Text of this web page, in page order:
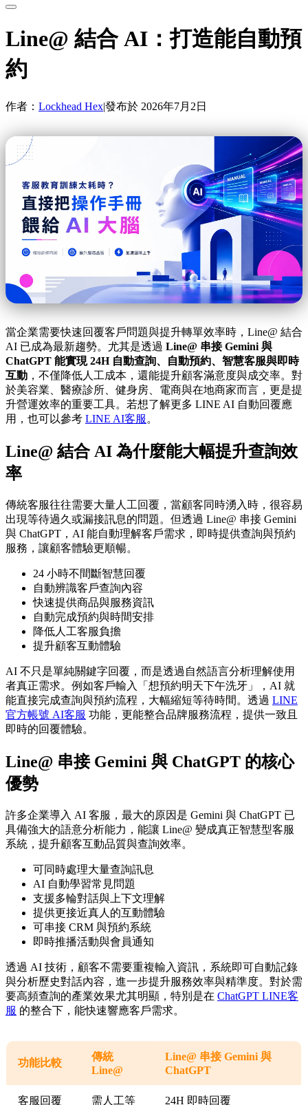
Line@ 結合 AI：打造能自動預
約
作者： Lockhead Hex|發布於 2026年7月2日
當企業需要快速回覆客戶問題與提升轉單效率時，Line@ 結合
AI 已成為最新趨勢。尤其是透過 Line@ 串接 Gemini 與
ChatGPT 能實現 24H 自動查詢、自動預約、智慧客服與即時
互動 ，不僅降低人工成本，還能提升顧客滿意度與成交率。對
於美容業、醫療診所、健身房、電商與在地商家而言，更是提
升營運效率的重要工具。若想了解更多 LINE AI 自動回覆應
用，也可以參考 LINE AI客服 。
Line@ 結合 AI 為什麼能大幅提升查詢效
率
傳統客服往往需要大量人工回覆，當顧客同時湧入時，很容易
出現等待過久或漏接訊息的問題。但透過 Line@ 串接 Gemini
與 ChatGPT，AI 能自動理解客戶需求，即時提供查詢與預約
服務，讓顧客體驗更順暢。
24 小時不間斷智慧回覆
自動辨識客戶查詢內容
快速提供商品與服務資訊
自動完成預約與時間安排
降低人工客服負擔
提升顧客互動體驗
AI 不只是單純關鍵字回覆，而是透過自然語言分析理解使用
者真正需求。例如客戶輸入「想預約明天下午洗牙」，AI 就
能直接完成查詢與預約流程，大幅縮短等待時間。透過 LINE
官方帳號 AI客服 功能，更能整合品牌服務流程，提供一致且
即時的回覆體驗。
Line@ 串接 Gemini 與 ChatGPT 的核心
優勢
許多企業導入 AI 客服，最大的原因是 Gemini 與 ChatGPT 已
具備強大的語意分析能力，能讓 Line@ 變成真正智慧型客服
系統，提升顧客互動品質與查詢效率。
可同時處理大量查詢訊息
AI 自動學習常見問題
支援多輪對話與上下文理解
提供更接近真人的互動體驗
可串接 CRM 與預約系統
即時推播活動與會員通知
透過 AI 技術，顧客不需要重複輸入資訊，系統即可自動記錄
與分析歷史對話內容，進一步提升服務效率與精準度。對於需
要高頻查詢的產業效果尤其明顯，特別是在 ChatGPT LINE客
服 的整合下，能快速響應客戶需求。
功能比較
傳統
Line@
Line@ 串接 Gemini 與
ChatGPT
客服回覆 需人工等 24H 即時回覆